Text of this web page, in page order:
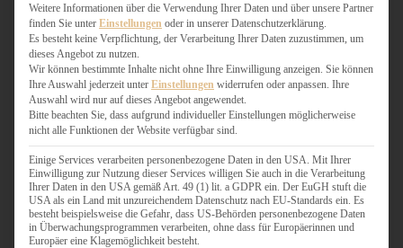
HERZHAFT
BURGER & SANDWICHES
FIX AUF DEM TISCH
FLEISCH & FISCH
GRILLEN / BARBECUE
HERZHAFTES BACKEN
ONE-POT-GERICHTE
PASTA & NUDELGERICHTE
PIZZA, TARTES & QUICHES
REIS & RISOTTO
Weitere Informationen über die Verwendung Ihrer Daten und über unsere Partner
finden Sie unter Einstellungen oder in unserer Datenschutzerklärung.
Es besteht keine Verpflichtung, der Verarbeitung Ihrer Daten zuzustimmen, um
dieses Angebot zu nutzen.
Wir können bestimmte Inhalte nicht ohne Ihre Einwilligung anzeigen. Sie können
Ihre Auswahl jederzeit unter Einstellungen widerrufen oder anpassen. Ihre
Auswahl wird nur auf dieses Angebot angewendet.
Bitte beachten Sie, dass aufgrund individueller Einstellungen möglicherweise
nicht alle Funktionen der Website verfügbar sind.
Einige Services verarbeiten personenbezogene Daten in den USA. Mit Ihrer
Einwilligung zur Nutzung dieser Services willigen Sie auch in die Verarbeitung
Ihrer Daten in den USA gemäß Art. 49 (1) lit. a GDPR ein. Der EuGH stuft die
USA als ein Land mit unzureichendem Datenschutz nach EU-Standards ein. Es
besteht beispielsweise die Gefahr, dass US-Behörden personenbezogene Daten
in Überwachungsprogrammen verarbeiten, ohne dass für Europäerinnen und
Europäer eine Klagemöglichkeit besteht.